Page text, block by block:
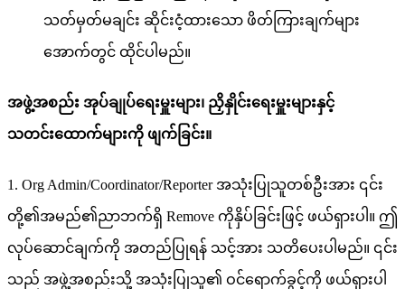
သတမတမခင ဆငငထသ ဖတ ကခကမ
အကတင ထငပ မည။
အဖအစည အပခပရမမ၊ ညနငရမမနင
သတငထကမက ဖက ခင။
1 . Org Admin/Coordinator/Reporter အသ ပသတစဦအ ၎င
တ၏အမည၏ညဘကရ Remove ကနပ ခင ဖင ဖယရပ ။ ဤ
လပဆငခကက အတည ပရန သငအ သတပပ မည။ ၎င
သည အဖအစညသ အသ ပသ၏ ဝငရကခငက ဖယရပ